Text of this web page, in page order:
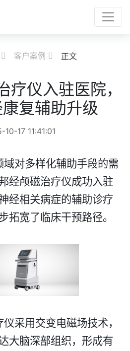
 客户案例  正文
疗仪入驻医院，
复辅助升级​
10-17 11:41:01
域对多样化辅助手段的需
经颅磁治疗仪成功入驻
经相关病症的辅助诊疗
拓宽了临床干预路径。​
采用交变电磁场技术，
大脑深部组织，形成有